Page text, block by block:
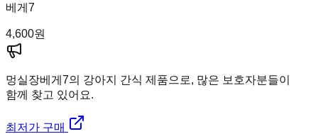
베게7
4,600원
멍실장베게7의 강아지 간식 제품으로, 많은 보호자분들이
함께 찾고 있어요.
최저가 구매